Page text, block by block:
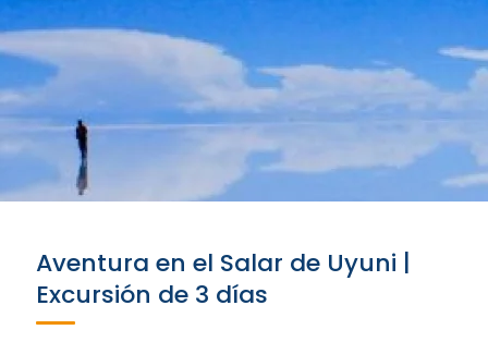
Aventura en el Salar de Uyuni |
Excursión de 3 días